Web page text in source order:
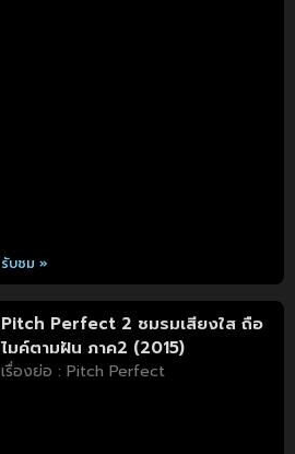
รับชม »
Pitch Perfect 2 ชมรมเสียงใส ถือ
ไมค์ตามฝัน ภาค2 (2015)
เรื่องย่อ : Pitch Perfect